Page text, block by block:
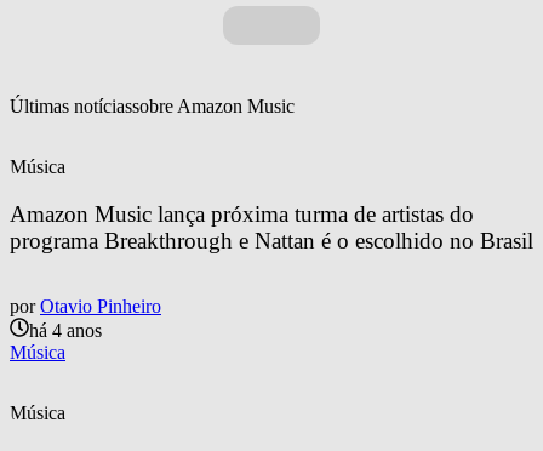
Últimas notíciassobre Amazon Music
Música
Amazon Music lança próxima turma de artistas do
programa Breakthrough e Nattan é o escolhido no Brasil
por Otavio Pinheiro
há 4 anos
Música
Música